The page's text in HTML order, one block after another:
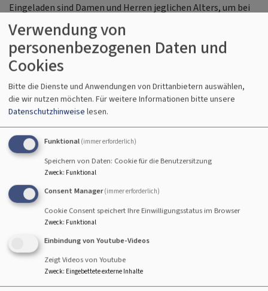
Eingeladen sind Damen und Herren jeglichen Alters, um bei
Kaffee und Kuchen ins Gespräch zu kommen.
Kirchengemeinde Rottenburg
Besuch von Frau Anna Kolbinger
von der Landshuter Zeitung beim
Verwendung von
personenbezogenen Daten und
Cookies
Bitte die Dienste und Anwendungen von Drittanbietern auswählen,
die wir nutzen möchten. Für weitere Informationen bitte unsere
Datenschutzhinweise lesen.
Funktional (immer erforderlich)
Speichern von Daten: Cookie für die Benutzersitzung
Zweck: Funktional
Consent Manager (immer erforderlich)
Cookie Consent speichert Ihre Einwilligungsstatus im Browser
Zweck: Funktional
Einbindung von Youtube-Videos
Zeigt Videos von Youtube
Zweck: Eingebettete externe Inhalte